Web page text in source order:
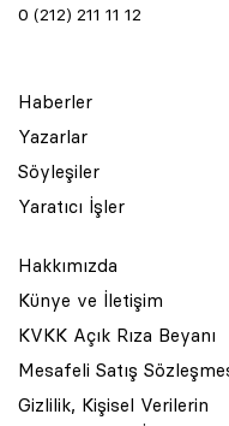
0 (212) 211 11 12
Haberler
Yazarlar
Söyleşiler
Yaratıcı İşler
Hakkımızda
Künye ve İletişim
KVKK Açık Rıza Beyanı
Mesafeli Satış
Gizlilik, Kişisel Verilerin